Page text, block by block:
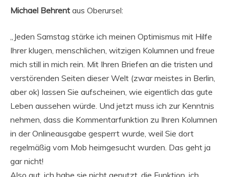
Michael Behrent aus Oberursel:
„Jeden Samstag stärke ich meinen Optimismus mit Hilfe
Ihrer klugen, menschlichen, witzigen Kolumnen und freue
mich still in mich rein. Mit Ihren Briefen an die tristen und
verstörenden Seiten dieser Welt (zwar meistes in Berlin,
aber ok) lassen Sie aufscheinen, wie eigentlich das gute
Leben aussehen würde. Und jetzt muss ich zur Kenntnis
nehmen, dass die Kommentarfunktion zu Ihren Kolumnen
in der Onlineausgabe gesperrt wurde, weil Sie dort
regelmäßig vom Mob heimgesucht wurden. Das geht ja
gar nicht!
Also gut, ich habe sie nicht genutzt, die Funktion, ich